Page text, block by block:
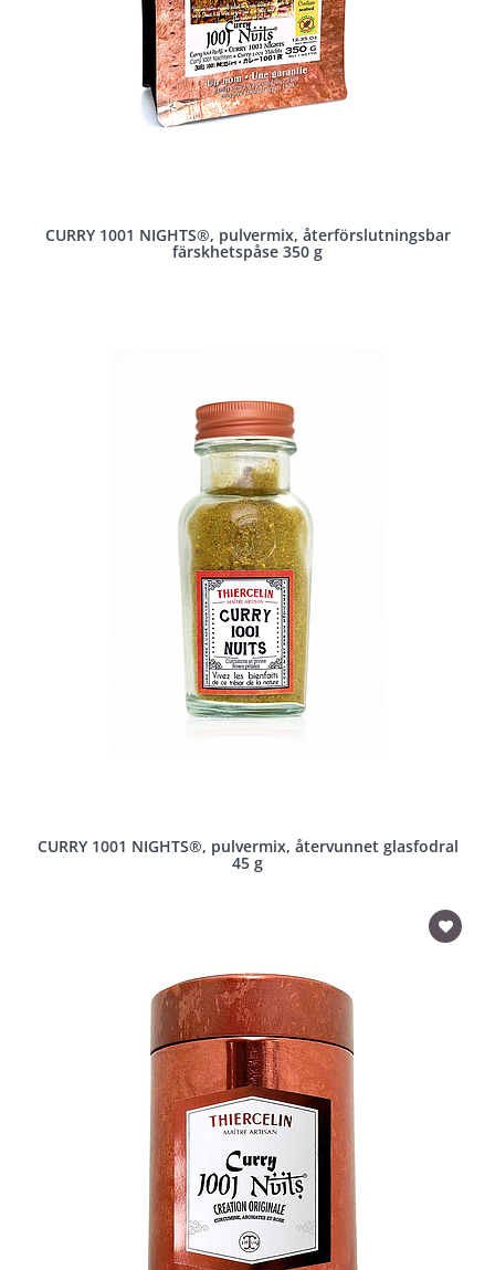
CURRY 1001 NIGHTS®, pulvermix, återförslutningsbar
färskhetspåse 350 g
CURRY 1001 NIGHTS®, pulvermix, återvunnet glasfodral
45 g